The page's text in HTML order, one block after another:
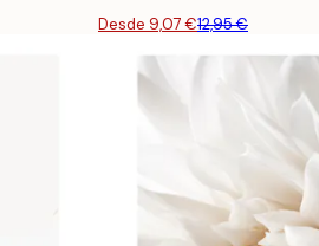
Desde 9,07 €12,95 €